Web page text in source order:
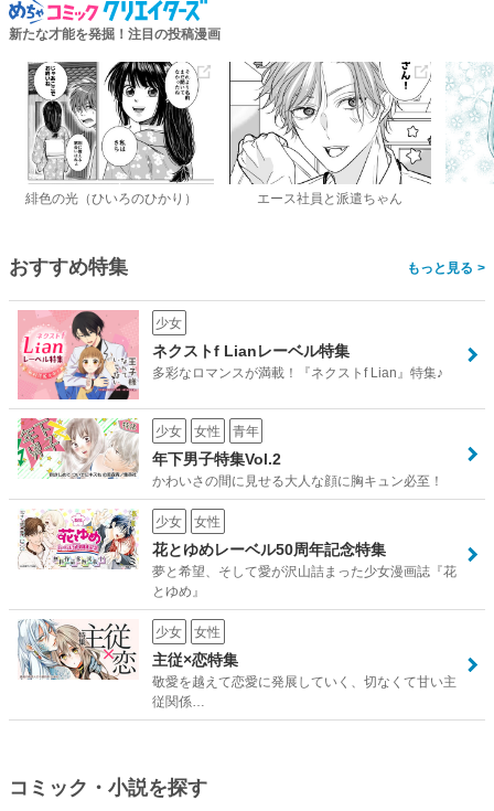
新たな才能を発掘！注目の投稿漫画
緋色の光（ひいろのひかり） エース社員と派遣ちゃん
おすすめ特集 >
少女
ネクストf Lianレーベル特集
多彩なロマンスが満載！『ネクストf Lian』特集♪
少女 女性 青年
年下男子特集Vol.2
かわいさの間に見せる大人な顔に胸キュン必至！
少女 女性
花とゆめレーベル50周年記念特集
夢と希望、そして愛が沢山詰まった少女漫画誌『花
とゆめ』
少女 女性
主従×恋特集
敬愛を越えて恋愛に発展していく、切なくて甘い主
従関係…
コミック・小説を探す